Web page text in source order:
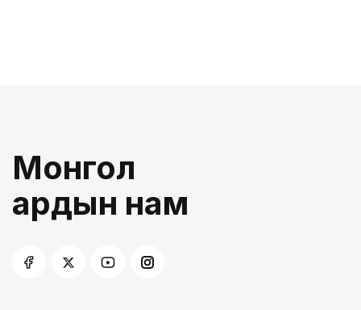
Монгол
ардын нам